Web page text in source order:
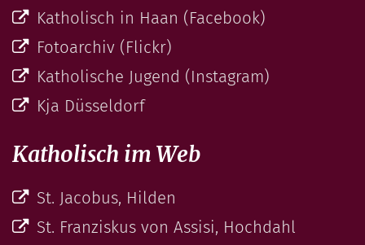
Katholisch in Haan (Facebook)
Fotoarchiv (Flickr)
Katholische Jugend (Instagram)
Kja Düsseldorf
Katholisch im Web
St. Jacobus, Hilden
St. Franziskus von Assisi, Hochdahl